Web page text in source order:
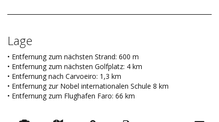
Lage
• Entfernung zum nächsten Strand: 600 m
• Entfernung zum nächsten Golfplatz: 4 km
• Entfernung nach Carvoeiro: 1,3 km
• Entfernung zur Nobel internationalen Schule 8 km
• Entfernung zum Flughafen Faro: 66 km